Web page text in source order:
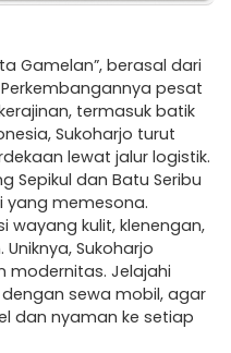
Gamelan”, berasal dari
pesat
termasuk batik
Sukoharjo turut
lewat jalur logistik.
Sepikul dan Batu Seribu
memesona.
wayang kulit, klenengan,
Sukoharjo
modernitas. Jelajahi
sewa mobil, agar
dan nyaman ke setiap